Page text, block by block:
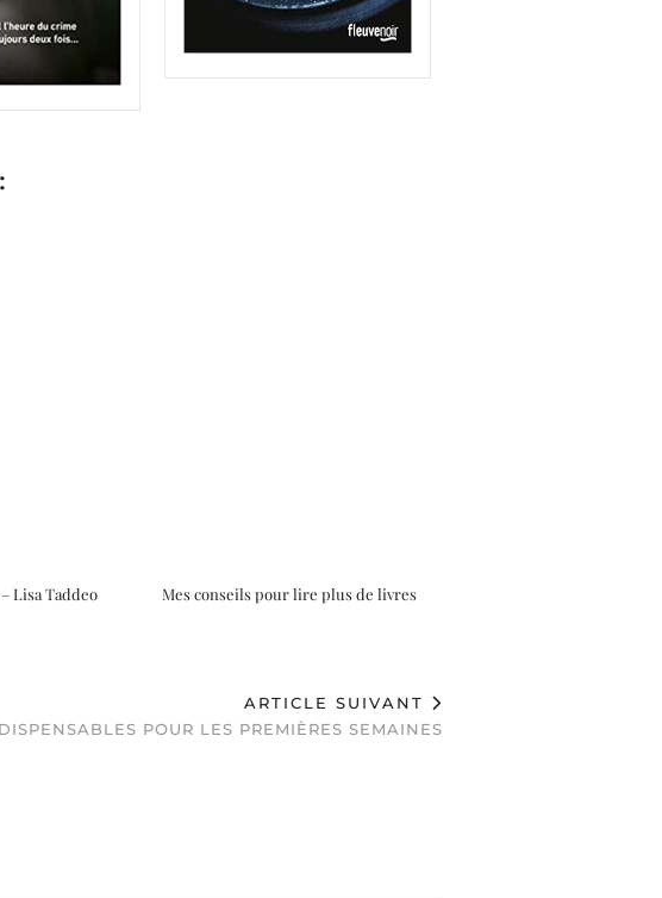
Lisa Taddeo Mes conseils pour lire plus de livres
ARTICLE SUIVANT
POUR LES PREMIÈRES SEMAINES